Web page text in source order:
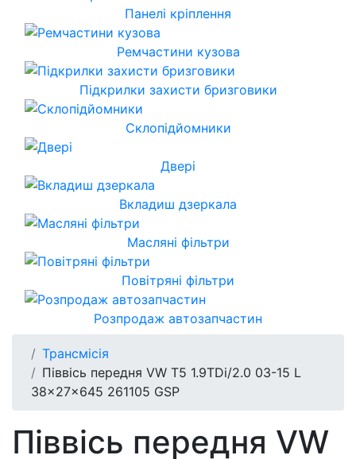
Панелі кріплення
Ремчастини кузова
Підкрилки захисти бризговики
Склопідйомники
Двері
Вкладиш дзеркала
Масляні фільтри
Повітряні фільтри
Розпродаж автозапчастин
Трансмісія
Піввісь передня VW T5 1.9TDi/2.0 03-15 L
38x27x645 261105 GSP
Піввісь передня VW